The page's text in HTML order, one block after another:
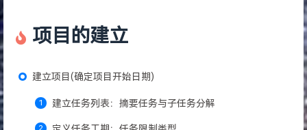
项目的建立
建立项目(确定项目开始日期)
建立任务列表：摘要任务与子任务分解